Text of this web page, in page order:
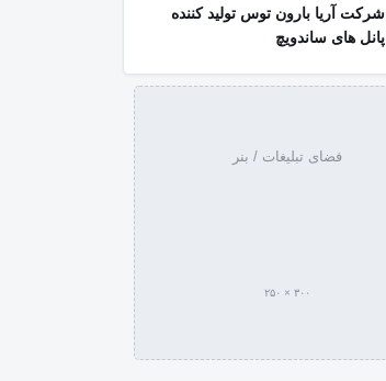
شرکت آریا بارون توس تولید کننده
پانل های ساندویچ
فضای تبلیغات / بنر
۳۰۰ × ۲۵۰